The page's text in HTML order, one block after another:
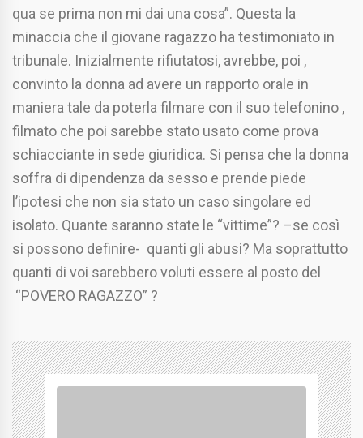
qua se prima non mi dai una cosa”. Questa la
minaccia che il giovane ragazzo ha testimoniato in
tribunale. Inizialmente rifiutatosi, avrebbe, poi ,
convinto la donna ad avere un rapporto orale in
maniera tale da poterla filmare con il suo telefonino ,
filmato che poi sarebbe stato usato come prova
schiacciante in sede giuridica. Si pensa che la donna
soffra di dipendenza da sesso e prende piede
l’ipotesi che non sia stato un caso singolare ed
isolato. Quante saranno state le “vittime”? –se così
si possono definire- quanti gli abusi? Ma soprattutto
quanti di voi sarebbero voluti essere al posto del
“POVERO RAGAZZO” ?